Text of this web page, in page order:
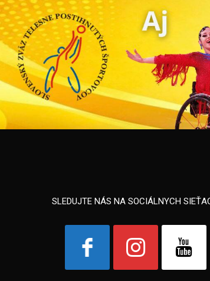
SLEDUJTE NÁS NA SOCIÁLNYCH